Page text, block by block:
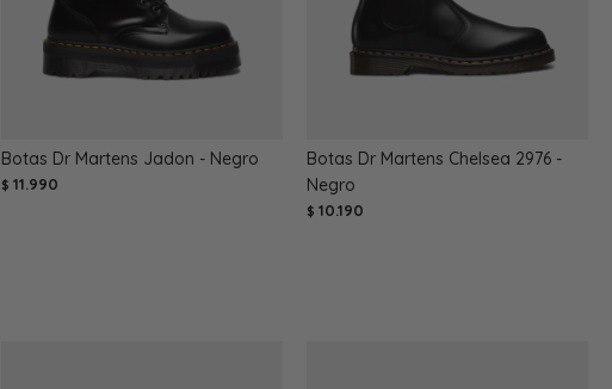
Botas Dr Martens Jadon - Negro
$ 11.990
Botas Dr Martens Chelsea 2976 -
Negro
$ 10.190